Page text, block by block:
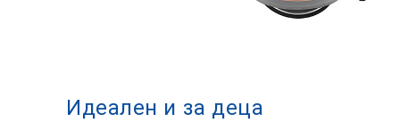
Идеален и за деца